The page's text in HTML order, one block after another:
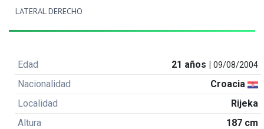
LATERAL DERECHO
Edad 21 años |09/08/2004
Nacionalidad
Croacia
Localidad
Rijeka
Altura
187 cm